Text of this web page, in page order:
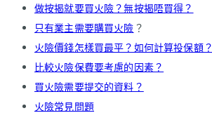
做按揭就要買火險？無按揭唔買得？
只有業主需要購買火險 ？
火險價錢怎樣買最平？如何計算投保額？
比較火險保費要考慮的因素？
買火險需要提交的資料？
火險常見問題